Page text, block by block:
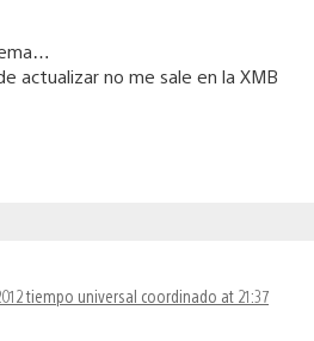
actualizar no me sale en la XMB
tiempo universal coordinado at 21:37